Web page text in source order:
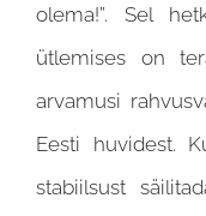
olema!”. Sel
ütlemises on
arvamusi
Eesti huvidest.
stabiilsust